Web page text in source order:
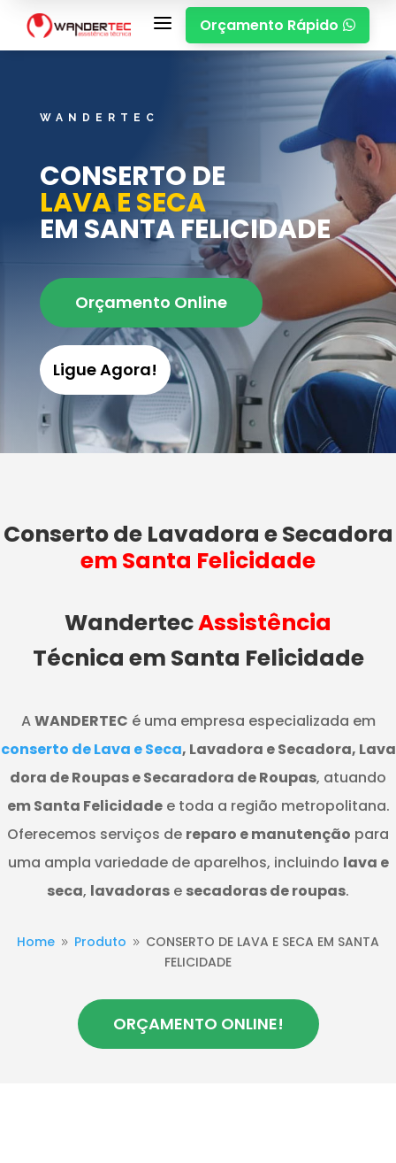
a Orçamento Rápido 
WANDERTEC
CONSERTO DE
LAVA E SECA
EM SANTA FELICIDADE
Orçamento Online
Ligue Agora!
Conserto de Lavadora e Secadora
em Santa Felicidade
WandertecAssistência
Técnica em Santa Felicidade
AWANDERTEC é uma empresa especializada em
conserto de Lava e Seca, Lavadora e Secadora, Lava
dora de Roupas e Secaradora de Roupas, atuando
em Santa Felicidadee toda a região metropolitana.
Oferecemos serviços de reparo e manutenção para
uma ampla variedade de aparelhos, incluindo lava e
seca, lavadoras e secadoras de roupas.
Home 9 Produto 9 CONSERTO DE LAVA E SECA EM SANTA
FELICIDADE
ORÇAMENTO ONLINE!